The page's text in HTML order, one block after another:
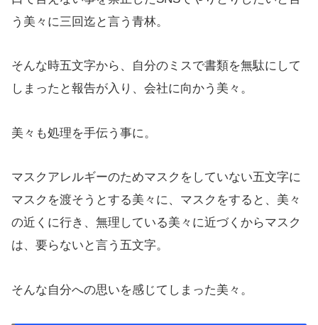
う美々に三回迄と言う青林。
そんな時五文字から、自分のミスで書類を無駄にして
しまったと報告が入り、会社に向かう美々。
美々も処理を手伝う事に。
マスクアレルギーのためマスクをしていない五文字に
マスクを渡そうとする美々に、マスクをすると、美々
の近くに行き、無理している美々に近づくからマスク
は、要らないと言う五文字。
そんな自分への思いを感じてしまった美々。